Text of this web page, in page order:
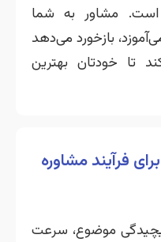
است. مشاور به شما
بازخورد می‌دهد
تا خودتان بهترین
فرآیند مشاوره
موضوع، سرعت